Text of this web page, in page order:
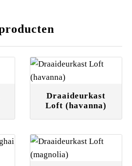
Draaideurkast
Loft (havanna)